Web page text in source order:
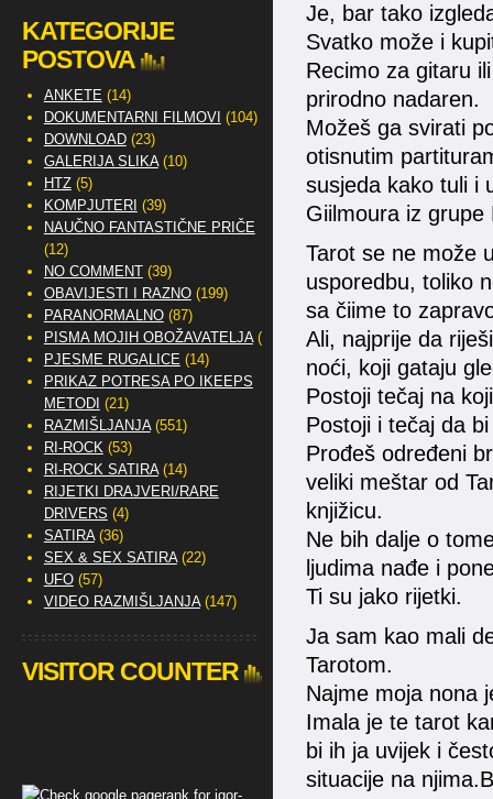
Je, bar tako
Svatko može i
Recimo za gitaru
prirodno nadaren.
Možeš ga svirati
otisnutim
susjeda kako tuli i
Giilmoura iz
Tarot se ne može
usporedbu, toliko
sa čiime to
Ali, najprije da
noći, koji gataju
Postoji tečaj na
Postoji i tečaj da
Prođeš određeni
veliki meštar od
knjižicu.
Ne bih dalje o
ljudima nađe i
Ti su jako rijetki.
Ja sam kao mali
Tarotom.
Najme moja nona
Imala je te tarot
bi ih ja uvijek i
situacije na
KATEGORIJE
POSTOVA
ANKETE (14)
DOKUMENTARNI FILMOVI (104)
DOWNLOAD(23)
GALERIJA SLIKA(10)
HTZ(5)
KOMPJUTERI (39)
NAUČNO FANTASTIČNE PRIČE
(12)
NO COMMENT(39)
OBAVIJESTI I RAZNO(199)
PARANORMALNO(87)
PISMA MOJIH OBOŽAVATELJA(2)
PJESME RUGALICE (14)
PRIKAZ POTRESA PO IKEEPS
METODI (21)
RAZMIŠLJANJA(551)
RI-ROCK(53)
RI-ROCK SATIRA(14)
RIJETKI DRAJVERI/RARE
DRIVERS (4)
SATIRA(36)
SEX & SEX SATIRA(22)
UFO(57)
VIDEO RAZMIŠLJANJA(147)
VISITOR COUNTER